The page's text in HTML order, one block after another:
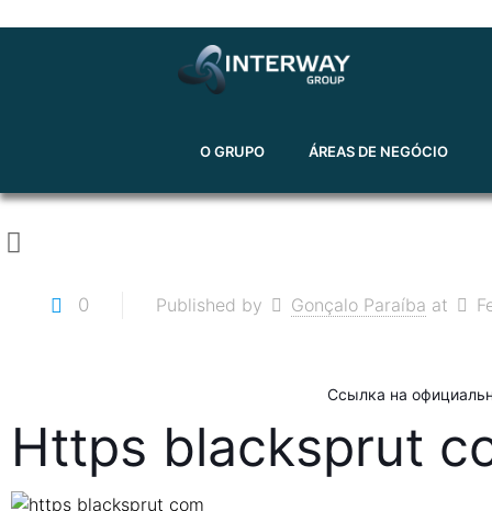
O GRUPO ÁREAS DE NEGÓCIO
0 Published by Gonçalo Paraíba at
Ссылка на
Https blacksprut